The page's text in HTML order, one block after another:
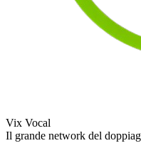
Vix Vocal
Il grande network del